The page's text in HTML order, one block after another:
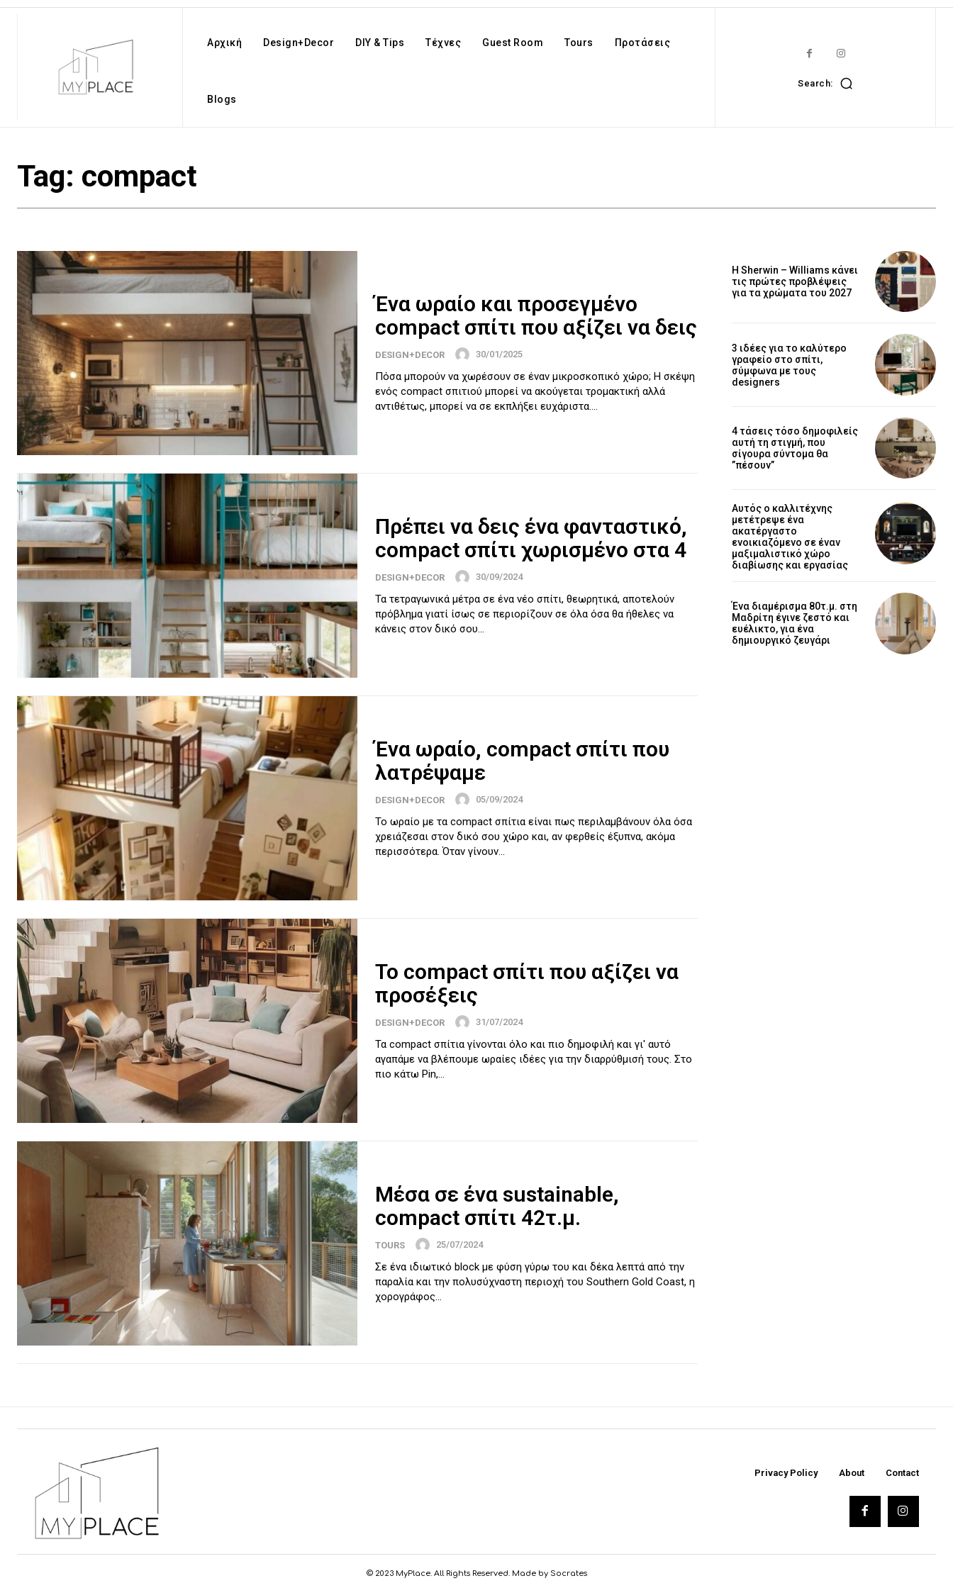
Αρχική Design+Decor DIY & Tips Τέχνες Guest Room Tours Προτάσεις
Blogs
Search:
Tag: compact
Ένα ωραίο και προσεγμένο
compact σπίτι που αξίζει να δεις
DESIGN+DECOR 30/01/2025
Πόσα μπορούν να χωρέσουν σε έναν μικροσκοπικό χώρο; Η σκέψη
ενός compact σπιτιού μπορεί να ακούγεται τρομακτική αλλά
αντιθέτως, μπορεί να σε εκπλήξει ευχάριστα....
Πρέπει να δεις ένα φανταστικό,
compact σπίτι χωρισμένο στα 4
DESIGN+DECOR 30/09/2024
Τα τετραγωνικά μέτρα σε ένα νέο σπίτι, θεωρητικά, αποτελούν
πρόβλημα γιατί ίσως σε περιορίζουν σε όλα όσα θα ήθελες να
κάνεις στον δικό σου...
Ένα ωραίο, compact σπίτι που
λατρέψαμε
DESIGN+DECOR 05/09/2024
Το ωραίο με τα compact σπίτια είναι πως περιλαμβάνουν όλα όσα
χρειάζεσαι στον δικό σου χώρο και, αν φερθείς έξυπνα, ακόμα
περισσότερα. Όταν γίνουν...
Το compact σπίτι που αξίζει να
προσέξεις
DESIGN+DECOR 31/07/2024
Τα compact σπίτια γίνονται όλο και πιο δημοφιλή και γι' αυτό
αγαπάμε να βλέπουμε ωραίες ιδέες για την διαρρύθμισή τους. Στο
πιο κάτω Pin,...
Μέσα σε ένα sustainable,
compact σπίτι 42τ.μ.
TOURS 25/07/2024
Σε ένα ιδιωτικό block με φύση γύρω του και δέκα λεπτά από την
παραλία και την πολυσύχναστη περιοχή του Southern Gold Coast, η
χορογράφος...
Η Sherwin – Williams κάνει
τις πρώτες προβλέψεις
για τα χρώματα του 2027
3 ιδέες για το καλύτερο
γραφείο στο σπίτι,
σύμφωνα με τους
designers
4 τάσεις τόσο δημοφιλείς
αυτή τη στιγμή, που
σίγουρα σύντομα θα
”πέσουν”
Αυτός ο καλλιτέχνης
μετέτρεψε ένα
ακατέργαστο
ενοικιαζόμενο σε έναν
μαξιμαλιστικό χώρο
διαβίωσης και εργασίας
Ένα διαμέρισμα 80τ.μ. στη
Μαδρίτη έγινε ζεστό και
ευέλικτο, για ένα
δημιουργικό ζευγάρι
Privacy Policy About Contact
© 2023 MyPlace. All Rights Reserved. Made by Socrates